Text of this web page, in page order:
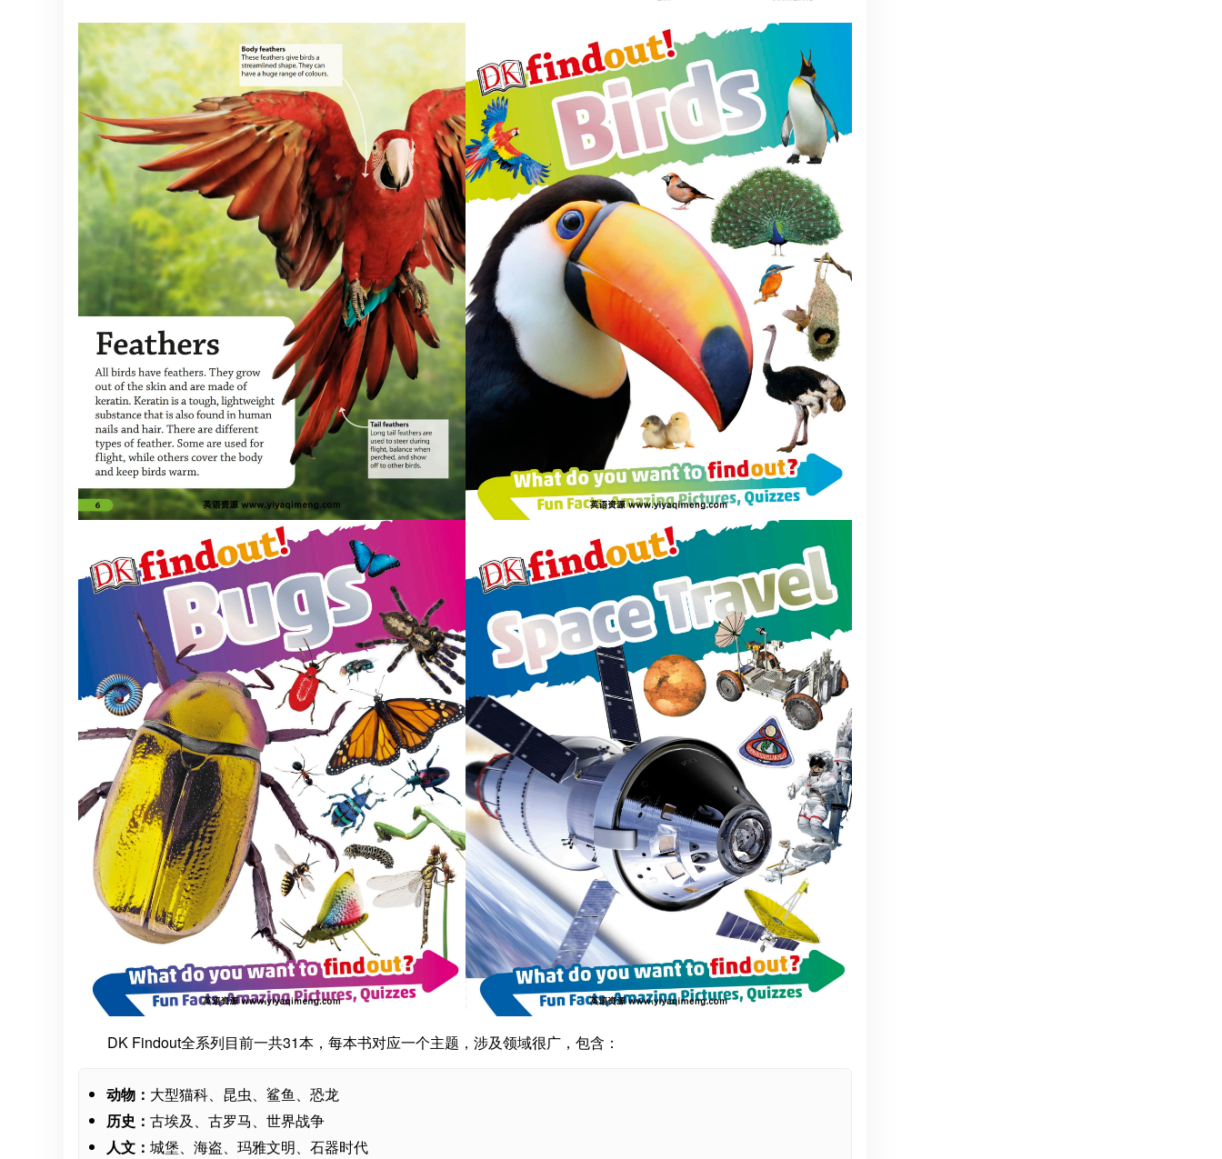
DK Findout全系列目前一共31本，每本书对应一个主题，涉及领域很广，包含：
动物： 大型猫科、昆虫、鲨鱼、恐龙
历史： 古埃及、古罗马、世界战争
人文： 城堡、海盗、玛雅文明、石器时代